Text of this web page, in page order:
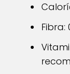
Fibra: